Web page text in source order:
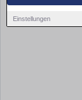
Einstellungen